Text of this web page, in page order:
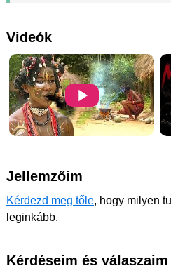
Videók
Jellemzőim
Kérdezd meg tőle, hogy milyen
leginkább.
Kérdéseim és válaszaim